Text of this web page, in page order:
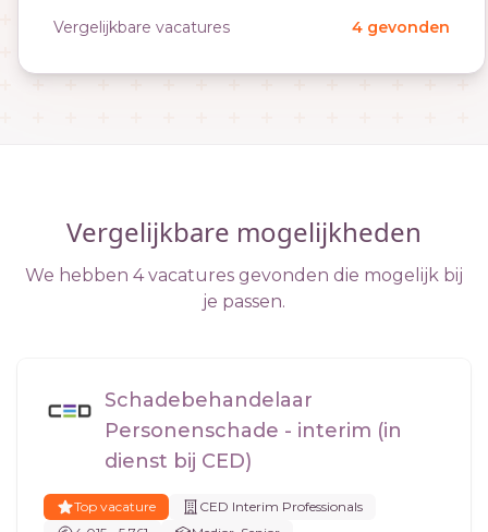
Vergelijkbare vacatures 4 gevonden
Vergelijkbare mogelijkheden
We hebben 4 vacatures gevonden die mogelijk bij
je passen.
Schadebehandelaar
Personenschade - interim (in
dienst bij CED)
Top vacature
CED Interim Professionals